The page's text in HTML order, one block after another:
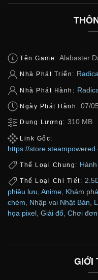
Tên Game: Alabaster
Nhà Phát Triển:
Nhà Phát Hành:
Ngày Phát Hành: 07/
Dung Lượng: 310 MB
Link Gốc:
https://
Thể Loại Chung:
Thể Loại Chi Tiết:
phiêu lưu Anime Khám phá
chém
Nhập vai Nhật Bản
họa pixel Giải đố Chơi đơn
GIỚI